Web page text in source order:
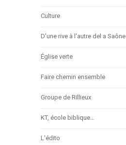
Culture
D'une rive à l'autre del a Saône
Église verte
Faire chemin ensemble
Groupe de Rillieux
KT, école biblique…
L'édito